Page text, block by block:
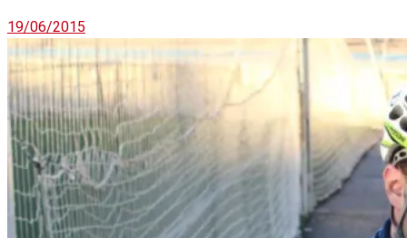
19/06/2015